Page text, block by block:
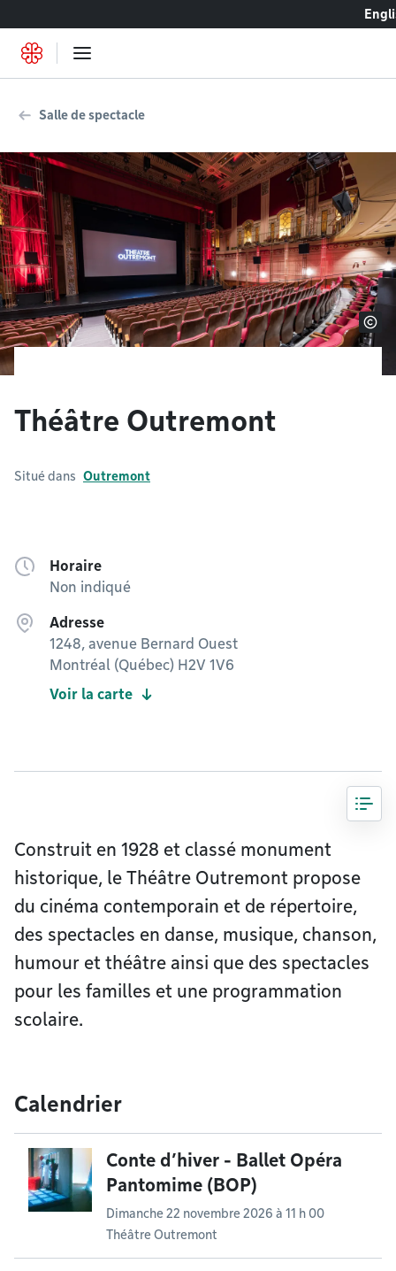
Salle de spectacle
Théâtre Outremont
Situé dans Outremont
Horaire
Non indiqué
Adresse
1248, avenue Bernard Ouest
Montréal (Québec) H2V 1V6
Voir la carte
Construit en 1928 et classé monument
historique, le Théâtre Outremont propose
du cinéma contemporain et de répertoire,
des spectacles en danse, musique, chanson,
humour et théâtre ainsi que des spectacles
pour les familles et une programmation
scolaire.
Calendrier
Conte d’hiver - Ballet Opéra
Pantomime (BOP)
Dimanche 22 novembre 2026 à 11 h 00
Théâtre Outremont